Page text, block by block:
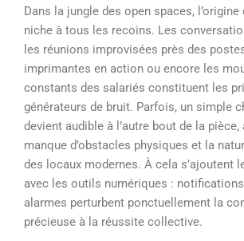
Dans la jungle des open spaces,
niche à tous les recoins. Les
les réunions improvisées près des
imprimantes en action ou encore les
constants des salariés constituent les
générateurs de bruit. Parfois, un simple
devient audible à l’autre bout de la
manque d’obstacles physiques et la
des locaux modernes. À cela s’ajoutent
avec les outils numériques :
alarmes perturbent ponctuellement la
précieuse à la réussite collective.